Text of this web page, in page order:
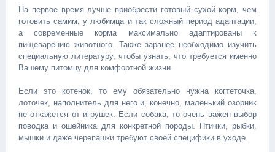
На первое время лучше приобрести готовый сухой корм, чем
готовить самим, у любимца и так сложный период адаптации,
а современные корма максимально адаптированы к
пищеварению животного. Также заранее необходимо изучить
специальную литературу, чтобы узнать, что требуется именно
Вашему питомцу для комфортной жизни.
Если это котенок, то ему обязательно нужна когтеточка,
лоточек, наполнитель для него и, конечно, маленький озорник
не откажется от игрушек. Если собака, то очень важен выбор
поводка и ошейника для конкретной породы. Птички, рыбки,
мышки и даже черепашки требуют своей специфики в уходе.